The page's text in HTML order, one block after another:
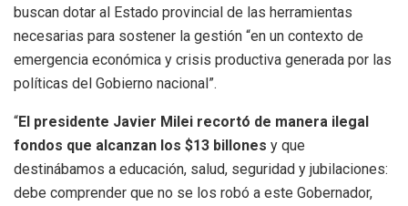
buscan dotar al Estado provincial de las herramientas
necesarias para sostener la gestión “en un contexto de
emergencia económica y crisis productiva generada por las
políticas del Gobierno nacional”.
“El presidente Javier Milei recortó de manera ilegal
fondos que alcanzan los $13 billones y que
destinábamos a educación, salud, seguridad y jubilaciones:
debe comprender que no se los robó a este Gobernador,